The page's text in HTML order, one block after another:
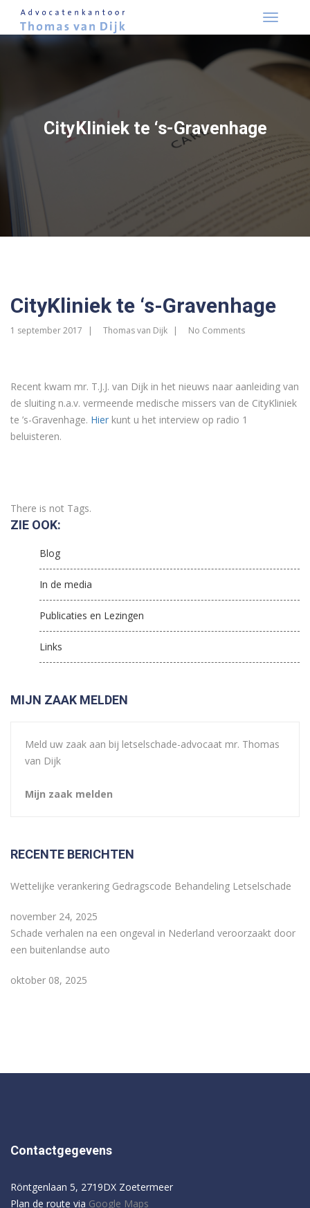
content
CityKliniek te ‘s-Gravenhage
CityKliniek te ‘s-Gravenhage
1 september 2017 Thomas van Dijk No Comments
Recent kwam mr. T.J.J. van Dijk in het nieuws naar aanleiding van
de sluiting n.a.v. vermeende medische missers van de CityKliniek
te ’s-Gravenhage. Hier kunt u het interview op radio 1
beluisteren.
There is not Tags.
ZIE OOK:
Blog
In de media
Publicaties en Lezingen
Links
MIJN ZAAK MELDEN
Meld uw zaak aan bij letselschade-advocaat mr. Thomas
van Dijk
Mijn zaak melden
RECENTE BERICHTEN
Wettelijke verankering Gedragscode Behandeling Letselschade
november 24, 2025
Schade verhalen na een ongeval in Nederland veroorzaakt door
een buitenlandse auto
oktober 08, 2025
Contactgegevens
Röntgenlaan 5, 2719DX Zoetermeer
Plan de route via Google Maps